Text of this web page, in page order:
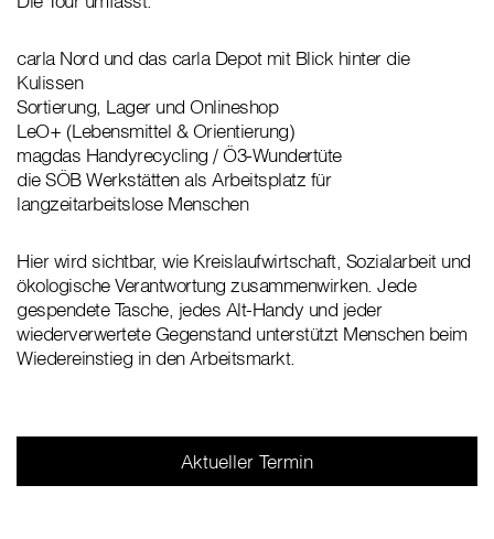
carla Nord und das carla Depot mit Blick hinter die
Kulissen
Sortierung, Lager und Onlineshop
LeO+ (Lebensmittel & Orientierung)
magdas Handyrecycling / Ö3-Wundertüte
die SÖB Werkstätten als Arbeitsplatz für
langzeitarbeitslose Menschen
Hier wird sichtbar, wie Kreislaufwirtschaft, Sozialarbeit und
ökologische Verantwortung zusammenwirken. Jede
gespendete Tasche, jedes Alt-Handy und jeder
wiederverwertete Gegenstand unterstützt Menschen beim
Wiedereinstieg in den Arbeitsmarkt.
Aktueller Termin